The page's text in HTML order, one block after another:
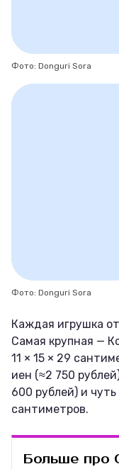
Фото: Donguri Sora
Фото: Donguri Sora
Каждая игрушка
Самая крупная —
11 × 15 × 29
иен (≈2 750
600 рублей) и чуть
сантиметров.
Больше про